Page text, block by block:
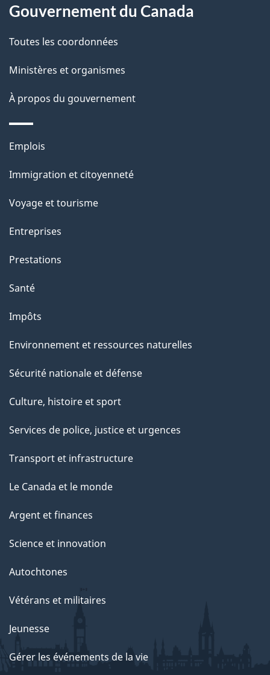
e
l
a
p
a
g
e
Gouvernement du Canada
Toutes les coordonnées
Ministères et organismes
À propos du gouvernement
Thèmes
sujets
Emplois
Immigration et citoyenneté
Voyage et tourisme
Entreprises
Prestations
Santé
Impôts
Environnement et ressources naturelles
Sécurité nationale et défense
Culture, histoire et sport
Services de police, justice et urgences
Transport et infrastructure
Le Canada et le monde
Argent et finances
Science et innovation
Autochtones
Vétérans et militaires
Jeunesse
Gérer les événements de la vie